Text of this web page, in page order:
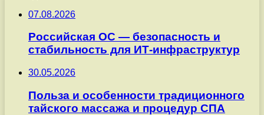
07.08.2026
Российская ОС — безопасность и
стабильность для ИТ-инфраструктур
30.05.2026
Польза и особенности традиционного
тайского массажа и процедур СПА